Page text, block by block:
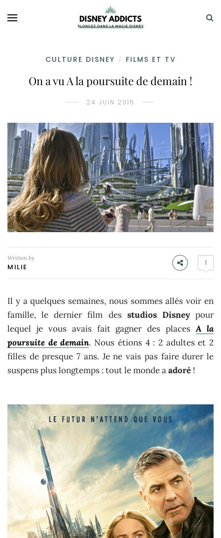
CULTURE DISNEY / FILMS ET TV
On a vu A la poursuite de demain !
24 JUIN 2015
Written by
MILIE 1
Il y a quelques semaines, nous sommes allés voir en
famille, le dernier film des studios Disneypour
lequel je vous avais fait gagner des placesA la
poursuite de demain. Nous étions 4 : 2 adultes et 2
filles de presque 7 ans. Je ne vais pas faire durer le
suspens plus longtemps : tout le monde aadoré !